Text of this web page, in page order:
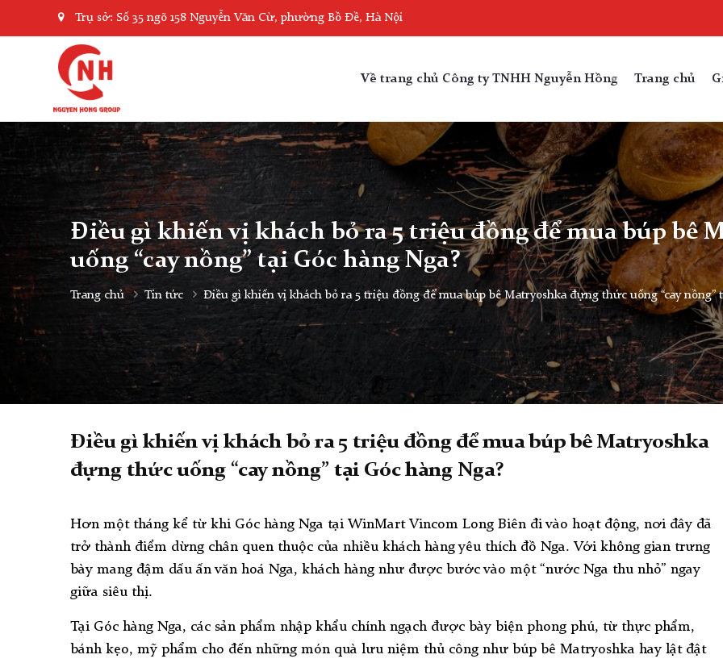
Trụ sở: Số 35 ngõ 158 Nguyễn Văn Cừ, phường Bồ Đề, Hà Nội
Về trang chủ Công ty TNHH Nguyễn Hồng Trang chủ
Điều gì khiến vị khách bỏ ra 5 triệu đồng để mua búp bê
uống “cay nồng” tại Góc hàng Nga?
Trang chủ Tin tức Điều gì khiến vị khách bỏ ra 5 triệu đồng để mua búp bê Matryoshka đựng thức uống “cay nồng”
Điều gì khiến vị khách bỏ ra 5 triệu đồng để mua búp bê Matryoshka
đựng thức uống “cay nồng” tại Góc hàng Nga?
Hơn một tháng kể từ khi Góc hàng Nga tại WinMart Vincom Long Biên đi vào hoạt động, nơi đây đã
trở thành điểm dừng chân quen thuộc của nhiều khách hàng yêu thích đồ Nga. Với không gian trưng
bày mang đậm dấu ấn văn hoá Nga, khách hàng như được bước vào một “nước Nga thu nhỏ” ngay
giữa siêu thị.
Tại Góc hàng Nga, các sản phẩm nhập khẩu chính ngạch được bày biện phong phú, từ thực phẩm,
bánh kẹo, mỹ phẩm cho đến những món quà lưu niệm thủ công như búp bê Matryoshka hay lật đật